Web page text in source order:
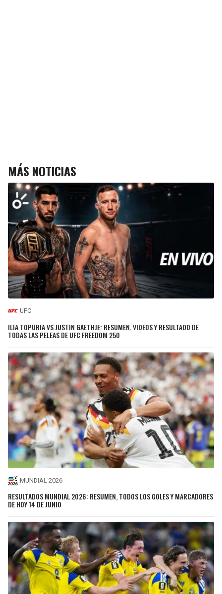
MÁS NOTICIAS
UFC
ILIA TOPURIA VS JUSTIN GAETHJE: RESUMEN, VIDEOS Y RESULTADO DE
TODAS LAS PELEAS DE UFC FREEDOM 250
MUNDIAL 2026
RESULTADOS MUNDIAL 2026: RESUMEN, TODOS LOS GOLES Y MARCADORES
DE HOY 14 DE JUNIO